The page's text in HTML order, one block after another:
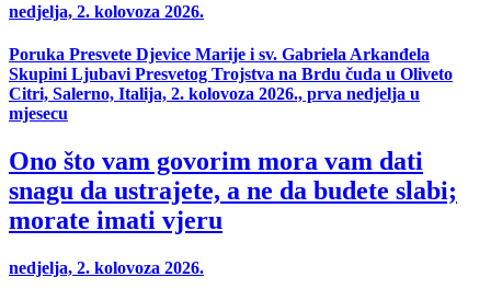
nedjelja, 2. kolovoza 2026.
Poruka Presvete Djevice Marije i sv. Gabriela Arkanđela
Skupini Ljubavi Presvetog Trojstva na Brdu čuda u Oliveto
Citri, Salerno, Italija, 2. kolovoza 2026., prva nedjelja u
mjesecu
Ono što vam govorim mora vam dati
snagu da ustrajete, a ne da budete slabi;
morate imati vjeru
nedjelja, 2. kolovoza 2026.